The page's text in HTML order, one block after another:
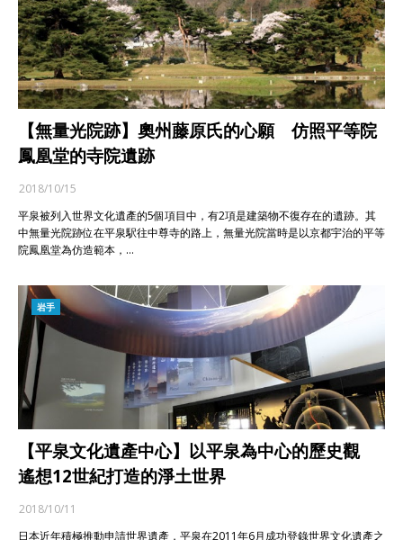
【無量光院跡】奧州藤原氏的心願 仿照平等院
鳳凰堂的寺院遺跡
2018/10/15
平泉被列入世界文化遺產的5個項目中，有2項是建築物不復存在的遺跡。其
中無量光院跡位在平泉駅往中尊寺的路上，無量光院當時是以京都宇治的平等
院鳳凰堂為仿造範本，…
岩手
【平泉文化遺產中心】以平泉為中心的歷史觀
遙想12世紀打造的淨土世界
2018/10/11
日本近年積極推動申請世界遺產，平泉在2011年6月成功登錄世界文化遺產之